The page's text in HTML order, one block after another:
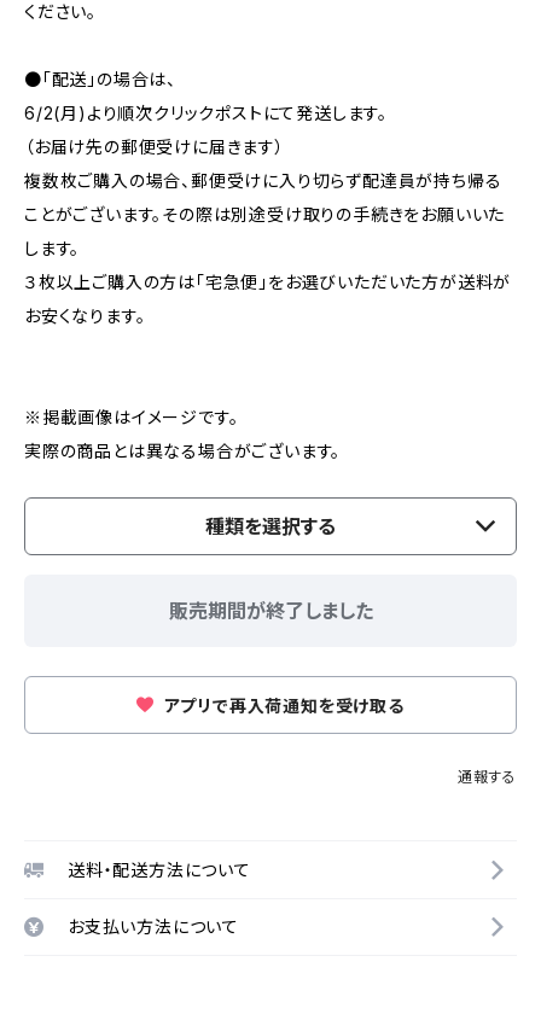
ください。
●「配送」の場合は、
6/2(月)より順次クリックポストにて発送します。
（お届け先の郵便受けに届きます）
複数枚ご購入の場合、郵便受けに入り切らず配達員が持ち帰る
ことがございます。その際は別途受け取りの手続きをお願いいた
します。
３枚以上ご購入の方は「宅急便」をお選びいただいた方が送料が
お安くなります。
※掲載画像はイメージです。
実際の商品とは異なる場合がございます。
種類を選択する
販売期間が終了しました
アプリで再入荷通知を受け取る
通報する
送料・配送方法について
お支払い方法について